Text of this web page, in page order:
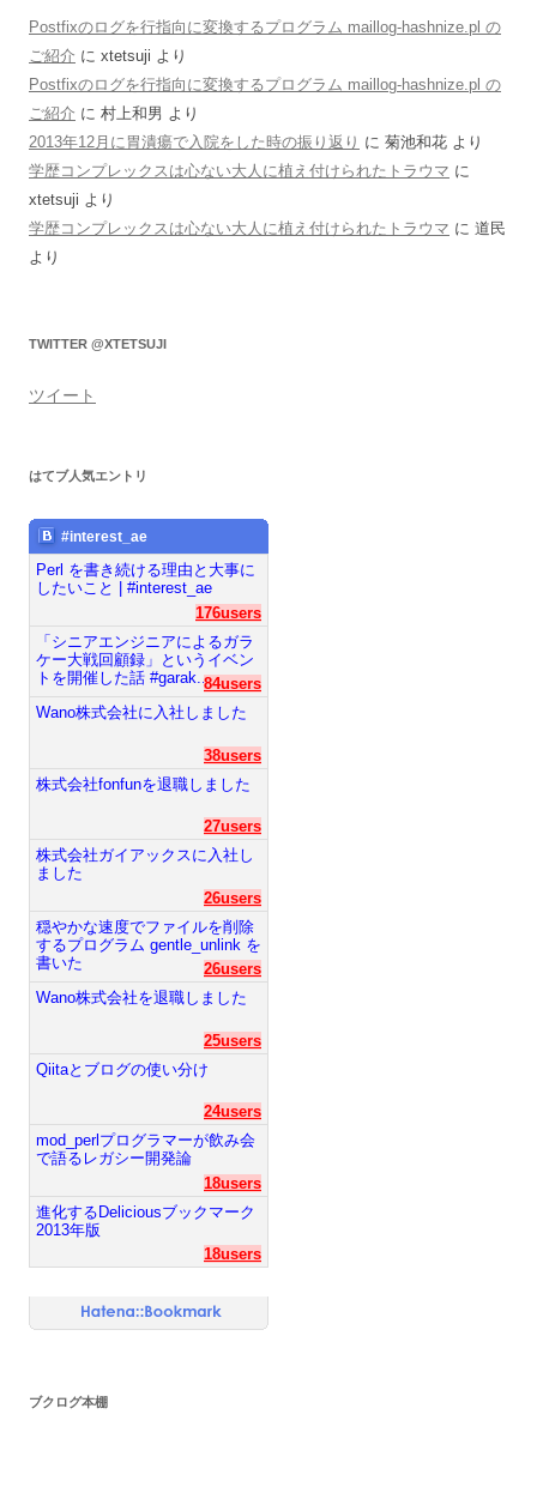
Postfixのログを行指向に変換するプログラム maillog-hashnize.pl の
ご紹介 に xtetsuji より
Postfixのログを行指向に変換するプログラム maillog-hashnize.pl の
ご紹介 に 村上和男 より
2013年12月に胃潰瘍で入院をした時の振り返り に 菊池和花 より
学歴コンプレックスは心ない大人に植え付けられたトラウマ に
xtetsuji より
学歴コンプレックスは心ない大人に植え付けられたトラウマ に 道民
より
TWITTER @XTETSUJI
ツイート
はてブ人気エントリ
#interest_ae
Perl を書き続ける理由と大事に
したいこと | #interest_ae
176users
「シニアエンジニアによるガラ
ケー大戦回顧録」というイベン
トを開催した話 #garak...84users
Wano株式会社に入社しました
38users
株式会社fonfunを退職しました
27users
株式会社ガイアックスに入社し
ました
26users
穏やかな速度でファイルを削除
するプログラム gentle_unlink を
書いた
26users
Wano株式会社を退職しました
25users
Qiitaとブログの使い分け
24users
mod_perlプログラマーが飲み会
で語るレガシー開発論
18users
進化するDeliciousブックマーク
2013年版
18users
ブクログ本棚